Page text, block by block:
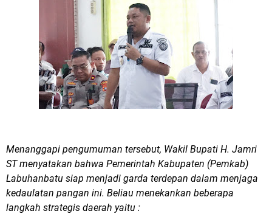
Menanggapi pengumuman tersebut, Wakil Bupati H. Jamri
ST menyatakan bahwa Pemerintah Kabupaten (Pemkab)
Labuhanbatu siap menjadi garda terdepan dalam menjaga
kedaulatan pangan ini. Beliau menekankan beberapa
langkah strategis daerah yaitu :